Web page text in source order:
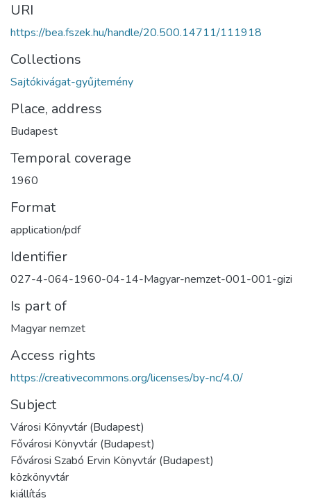
URI
https://bea.fszek.hu/handle/20.500.14711/111918
Collections
Sajtókivágat-gyűjtemény
Place, address
Budapest
Temporal coverage
1960
Format
application/pdf
Identifier
027-4-064-1960-04-14-Magyar-nemzet-001-001-gizi
Is part of
Magyar nemzet
Access rights
https://creativecommons.org/licenses/by-nc/4.0/
Subject
Városi Könyvtár (Budapest)
Fővárosi Könyvtár (Budapest)
Fővárosi Szabó Ervin Könyvtár (Budapest)
közkönyvtár
kiállítás